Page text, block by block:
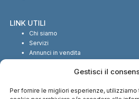
Gestisci il
Per fornire le migliori esperienze,
LINK UTILI
Chi siamo
Servizi
Annunci in vendita